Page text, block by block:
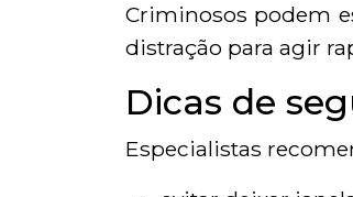
Criminosos podem
distração para agir
Dicas de
Especialistas